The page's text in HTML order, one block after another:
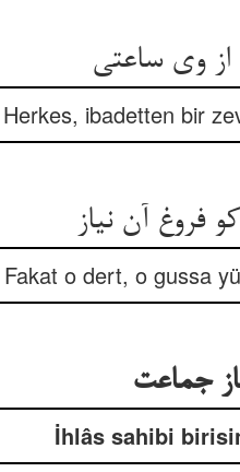
وی ساعتی‏
Herkes, ibadetten bir
فروغ آن نیاز
Fakat o dert, o gussa
جماعت‏
İhlâs sahibi